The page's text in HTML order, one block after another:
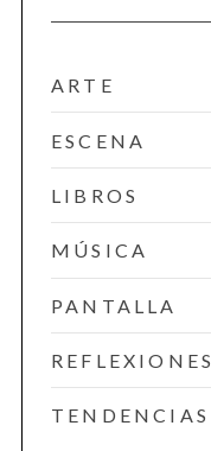
ARTE
ESCENA
LIBROS
MÚSICA
PANTALLA
REFLEXIONES
TENDENCIAS